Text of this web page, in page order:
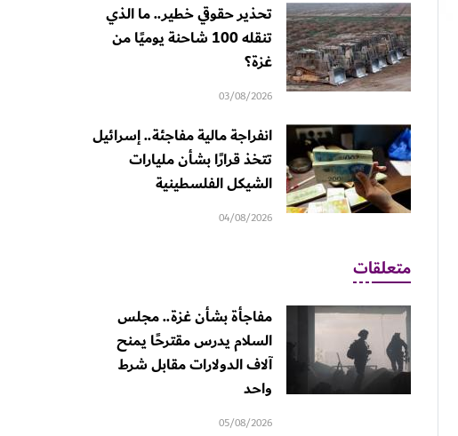
تحذير حقوقي خطير.. ما الذي
تنقله 100 شاحنة يوميًا من
غزة؟
03/08/2026
انفراجة مالية مفاجئة.. إسرائيل
تتخذ قرارًا بشأن مليارات
الشيكل الفلسطينية
04/08/2026
متعلقات
مفاجأة بشأن غزة.. مجلس
السلام يدرس مقترحًا يمنح
آلاف الدولارات مقابل شرط
واحد
05/08/2026